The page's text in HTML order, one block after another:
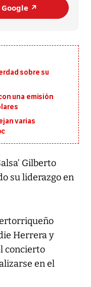
↗️
sobre su
una emisión
varias
Gilberto
su liderazgo en
Herrera y
concierto
en el